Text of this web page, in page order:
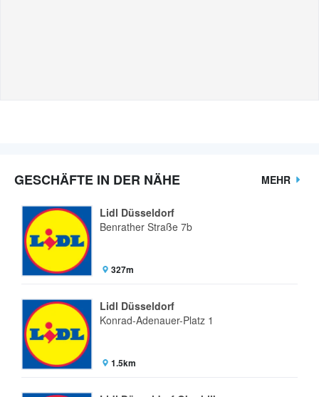
GESCHÄFTE IN DER NÄHE MEHR
Lidl Düsseldorf
Benrather Straße 7b
327m
Lidl Düsseldorf
Konrad-Adenauer-Platz 1
1.5km